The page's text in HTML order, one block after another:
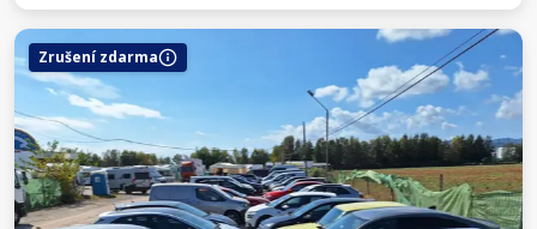
Zrušení zdarma